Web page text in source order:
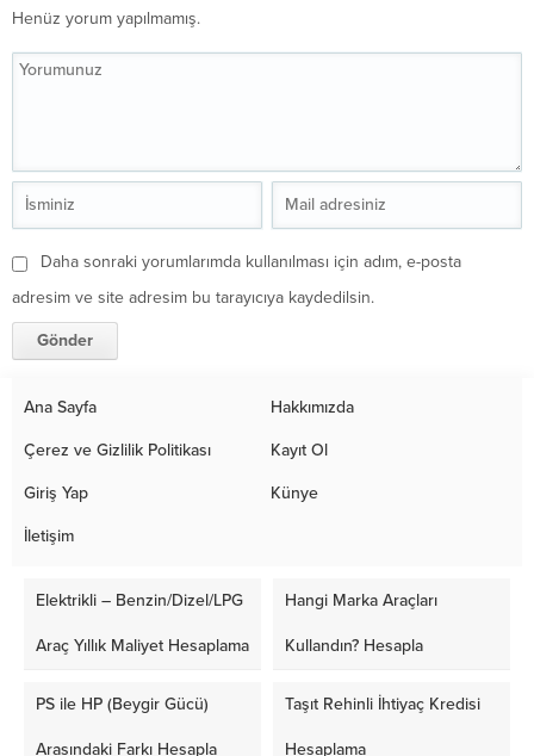
Henüz yorum yapılmamış.
Daha sonraki yorumlarımda kullanılması için adım, e-posta
adresim ve site adresim bu tarayıcıya kaydedilsin.
Ana Sayfa Hakkımızda
Çerez ve Gizlilik Politikası Kayıt Ol
Giriş Yap Künye
İletişim
Elektrikli – Benzin/Dizel/LPG
Araç Yıllık Maliyet Hesaplama
Hangi Marka Araçları
Kullandın? Hesapla
PS ile HP (Beygir Gücü)
Arasındaki Farkı Hesapla
Taşıt Rehinli İhtiyaç Kredisi
Hesaplama